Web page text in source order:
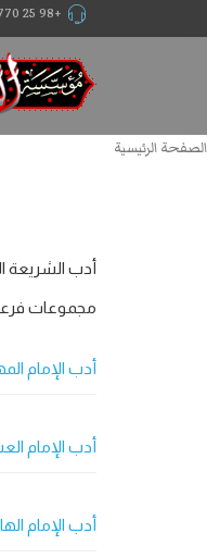
+98 25 3770 33 30
الصفحة الرئيسية
أدب الشريعة
مجموعات
أدب الإمام
أدب الإمام
أدب الإمام